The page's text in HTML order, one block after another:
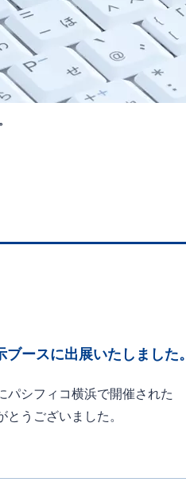
ースに出展いたしました。
パシフィコ横浜で開催された
うございました。